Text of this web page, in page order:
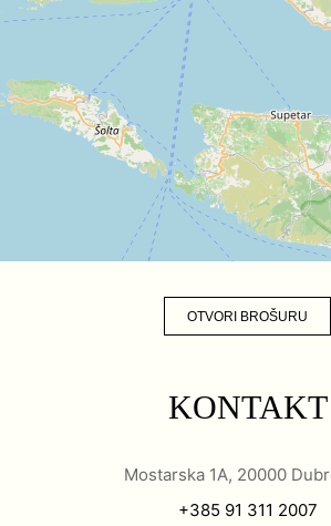
OTVORI BROŠURU
KONTAKT
Mostarska 1A, 20000
+385 91 311 2007